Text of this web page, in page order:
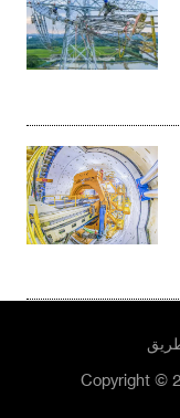
Copyright ©